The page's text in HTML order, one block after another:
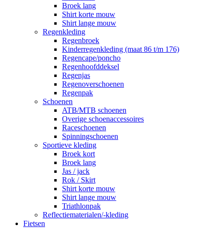
Broek lang
Shirt korte mouw
Shirt lange mouw
Regenkleding
Regenbroek
Kinderregenkleding (maat 86 t/m 176)
Regencape/poncho
Regenhoofddeksel
Regenjas
Regenoverschoenen
Regenpak
Schoenen
ATB/MTB schoenen
Overige schoenaccessoires
Raceschoenen
Spinningschoenen
Sportieve kleding
Broek kort
Broek lang
Jas / jack
Rok / Skirt
Shirt korte mouw
Shirt lange mouw
Triathlonpak
Reflectiematerialen/-kleding
Fietsen